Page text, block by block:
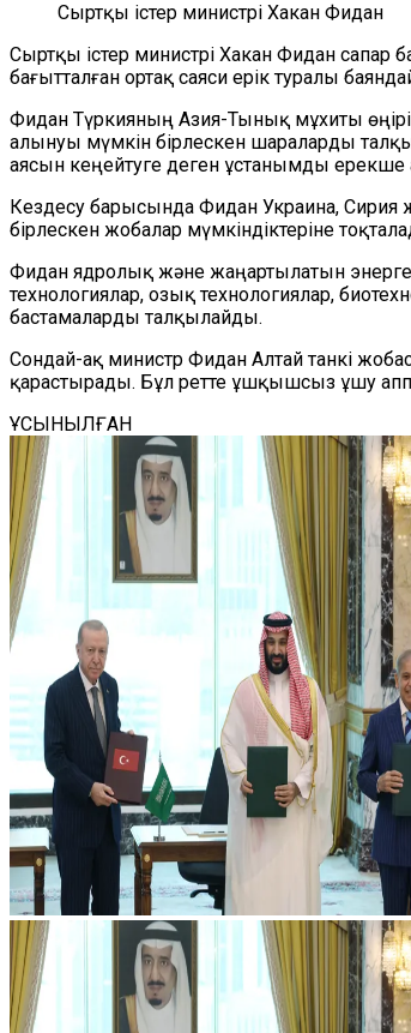
Сыртқы істер министрі Хакан Фидан
Сыртқы істер министрі Хакан Фидан сапар
бағытталған ортақ саяси ерік туралы
Фидан Түркияның Азия-Тынық мұхиты
алынуы мүмкін бірлескен шараларды
аясын кеңейтуге деген ұстанымды ерекше
Кездесу барысында Фидан Украина, Сирия
бірлескен жобалар мүмкіндіктеріне
Фидан ядролық және жаңартылатын
технологиялар, озық технологиялар,
бастамаларды талқылайды.
Сондай-ақ министр Фидан Алтай танкі
қарастырады. Бұл ретте ұшқышсыз ұшу
ҰСЫНЫЛҒАН